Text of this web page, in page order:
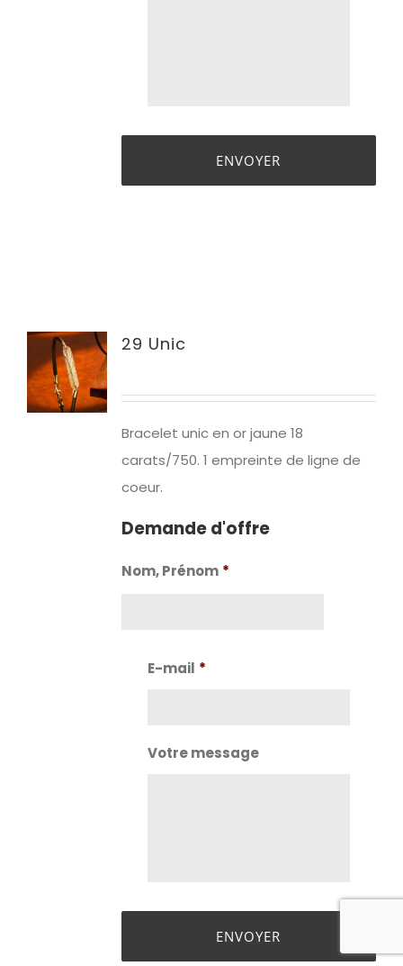
29 Unic
Bracelet unic en or jaune 18
carats/750. 1 empreinte de ligne de
coeur.
Demande d'offre
Nom, Prénom *
E-mail *
Votre message